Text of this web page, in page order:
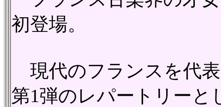
初登場。
現代のフランスを代
第1弾のレパートリー